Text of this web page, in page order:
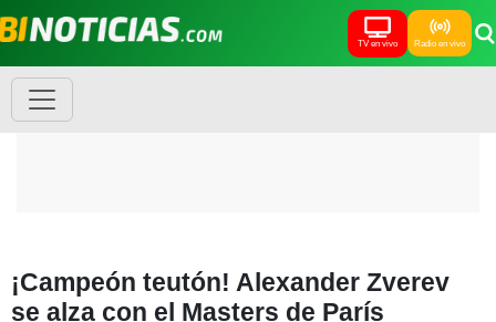
TV en vivo Radio en vivo
¡Campeón teutón! Alexander Zverev
se alza con el Masters de París